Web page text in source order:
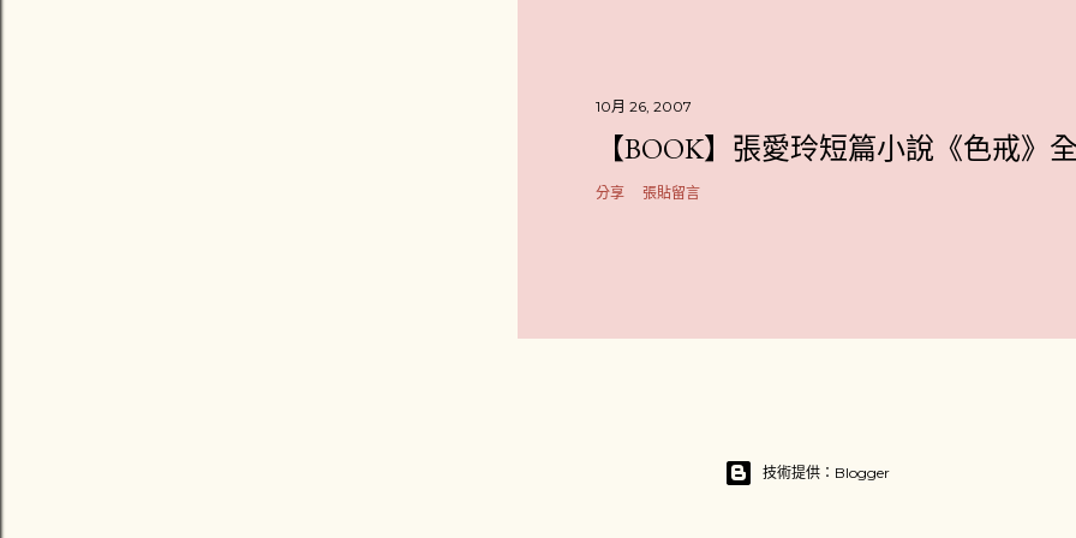
10月 26, 2007
【BOOK】張愛玲短篇小說《色戒》
分享 張貼留言
技術提供：Blogger